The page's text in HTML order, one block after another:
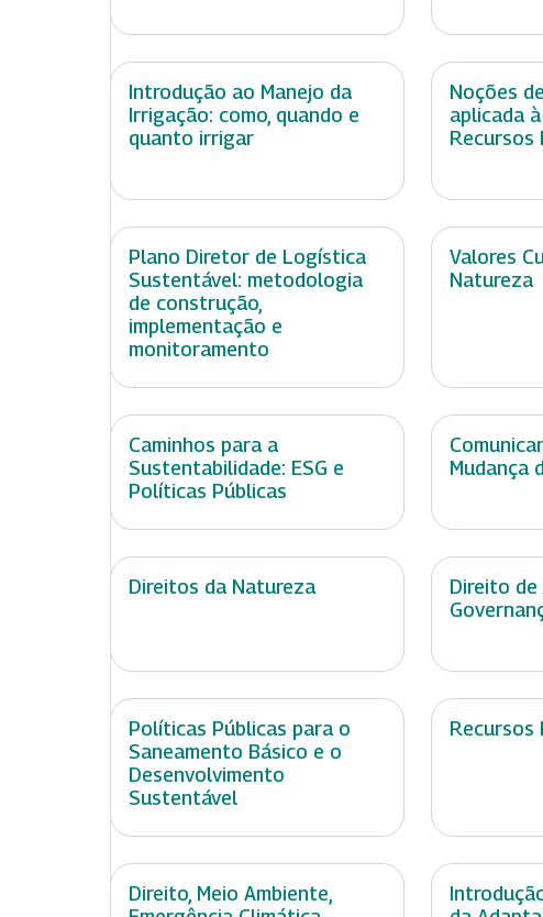
Introdução ao Manejo da
Irrigação: como, quando e
quanto irrigar
Noções
aplicada
Recursos
Plano Diretor de Logística
Sustentável: metodologia
de construção,
implementação e
monitoramento
Valores
Natureza
Caminhos para a
Sustentabilidade: ESG e
Políticas Públicas
Mudança
Direitos da Natureza
Direito de
Políticas Públicas para o
Saneamento Básico e o
Desenvolvimento
Sustentável
Recursos
Direito, Meio Ambiente,